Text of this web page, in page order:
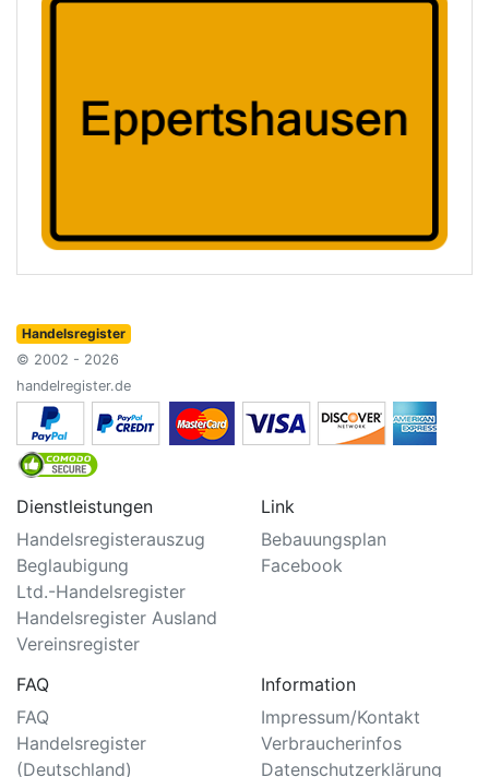
Handelsregister
© 2002 - 2026
handelregister.de
Dienstleistungen
Handelsregisterauszug
Beglaubigung
Ltd.-Handelsregister
Handelsregister Ausland
Vereinsregister
Link
Bebauungsplan
Facebook
FAQ
FAQ
Handelsregister
(Deutschland)
Information
Impressum/Kontakt
Verbraucherinfos
Datenschutzerklärung